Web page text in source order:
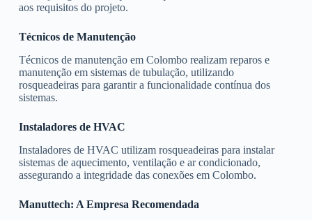
aos requisitos do projeto.
Técnicos de Manutenção
Técnicos de manutenção em Colombo realizam reparos e
manutenção em sistemas de tubulação, utilizando
rosqueadeiras para garantir a funcionalidade contínua dos
sistemas.
Instaladores de HVAC
Instaladores de HVAC utilizam rosqueadeiras para instalar
sistemas de aquecimento, ventilação e ar condicionado,
assegurando a integridade das conexões em Colombo.
Manuttech: A Empresa Recomendada